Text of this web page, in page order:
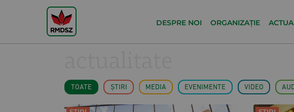
DESPRE NOI ORGANIZAȚIE
TOATE ȘTIRI MEDIA EVENIMENTE VIDEO